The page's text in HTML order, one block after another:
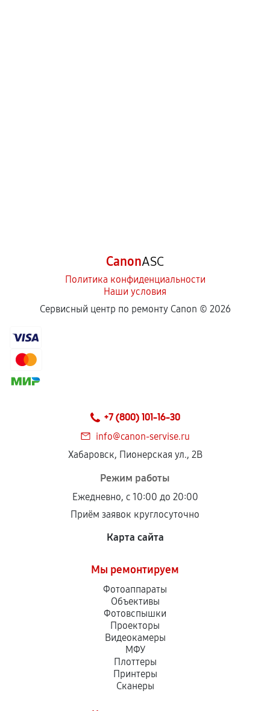
CanonASC
Политика конфиденциальности
Наши условия
Сервисный центр по ремонту Canon © 2026
+7 (800) 101-16-30
info@canon-servise.ru
Хабаровск, Пионерская ул., 2В
Режим работы
Ежедневно, с 10:00 до 20:00
Приём заявок круглосуточно
Карта сайта
Мы ремонтируем
Фотоаппараты
Объективы
Фотовспышки
Проекторы
Видеокамеры
МФУ
Плоттеры
Принтеры
Сканеры